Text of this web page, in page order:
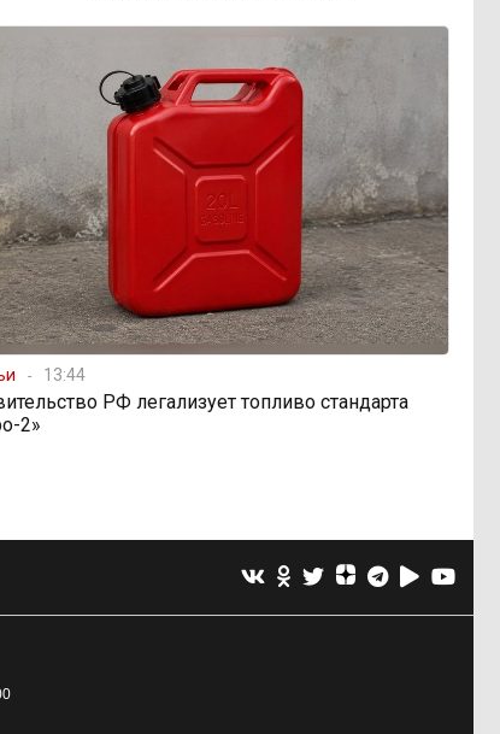
13:44
РФ легализует топливо стандарта
2»